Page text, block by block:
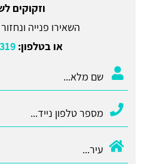
וזקוקים
השאירו פנייה
או בטלפון: